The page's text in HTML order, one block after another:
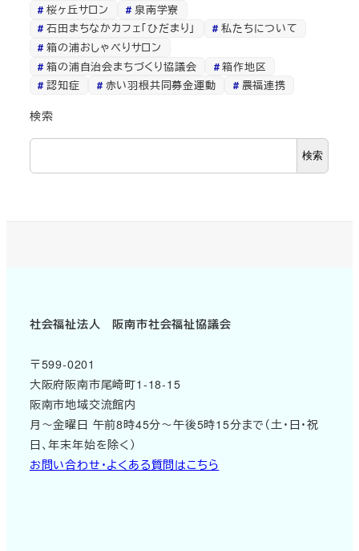
桜ヶ丘サロン
泉南学寮
石田まちなかカフェ「ひだまり」
私たちについて
箱の浦おしゃべりサロン
箱の浦自治会まちづくり協議会
箱作地区
認知症
赤い羽根共同募金運動 農福連携
検索
検索
社会福祉法人 阪南市社会福祉協議会
〒599-0201
大阪府阪南市尾崎町1-18-15
阪南市地域交流館内
月～金曜日 午前8時45分～午後5時15分まで（土・日・祝
日、年末年始を除く）
お問い合わせ・よくある質問はこちら